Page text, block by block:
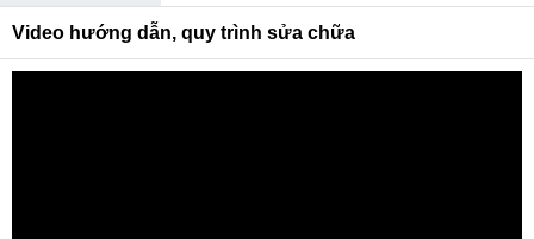
Video hướng dẫn, quy trình sửa chữa